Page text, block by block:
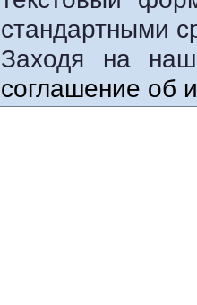
стандартными
Заходя на
соглашение об